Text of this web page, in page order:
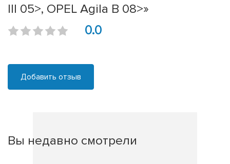
III 05>, OPEL Agila B 08>»
0.0
Добавить отзыв
Вы недавно смотрели